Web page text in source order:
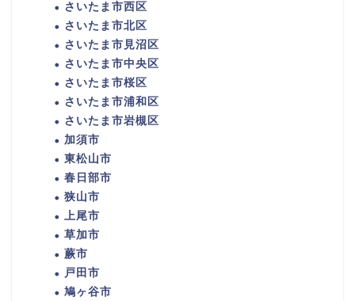
さいたま市西区
さいたま市北区
さいたま市見沼区
さいたま市中央区
さいたま市桜区
さいたま市浦和区
さいたま市岩槻区
加須市
東松山市
春日部市
狭山市
上尾市
草加市
蕨市
戸田市
鳩ヶ谷市